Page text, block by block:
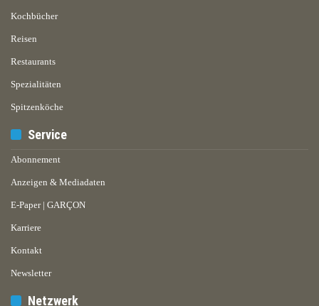
Kochbücher
Reisen
Restaurants
Spezialitäten
Spitzenköche
Service
Abonnement
Anzeigen & Mediadaten
E-Paper | GARÇON
Karriere
Kontakt
Newsletter
Netzwerk